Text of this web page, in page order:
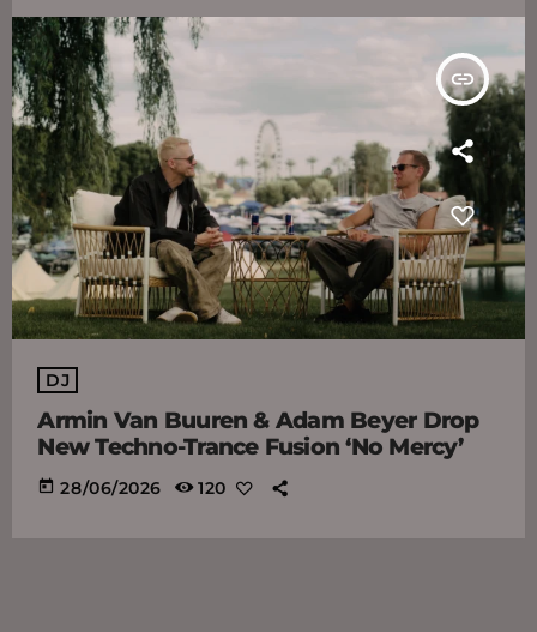
insert_link
DJ
Armin Van Buuren & Adam Beyer Drop
New Techno-Trance Fusion ‘No Mercy’
today 28/06/2026 120